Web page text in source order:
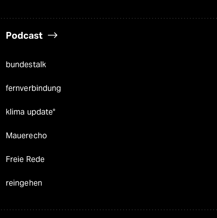
Podcast
bundestalk
fernverbindung
klima update°
Mauerecho
Freie Rede
reingehen